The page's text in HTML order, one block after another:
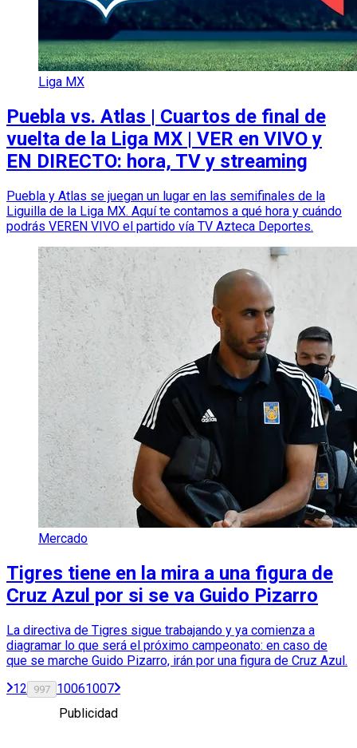
Liga MX
Puebla vs. Atlas | Cuartos de final de
vuelta de la Liga MX | VER en VIVO y
EN DIRECTO: hora, TV y streaming
Puebla y Atlas se juegan un lugar en las semifinales de la
Liguilla de la Liga MX. Aquí te contamos a qué hora y cuándo
podrás VEREN VIVO el partido vía TV Azteca Deportes.
Mercado
Tigres tiene en la mira a una figura de
Cruz Azul por si se va Guido Pizarro
La directiva de Tigres sigue trabajando y ya comienza a
diagramar lo que será el próximo campeonato: en caso de
que se marche Guido Pizarro, irán por una figura de Cruz Azul.
12 997 10061007
Publicidad